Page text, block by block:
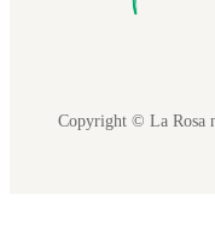
Copyright © La Rosa